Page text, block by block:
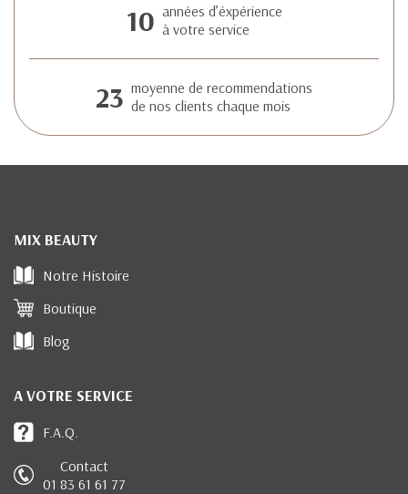
10 années d’éxpérience
à votre service
23 moyenne de recommendations
de nos clients chaque mois
MIX BEAUTY
Notre Histoire
Boutique
Blog
A VOTRE SERVICE
F.A.Q.
Contact
01 83 61 61 77